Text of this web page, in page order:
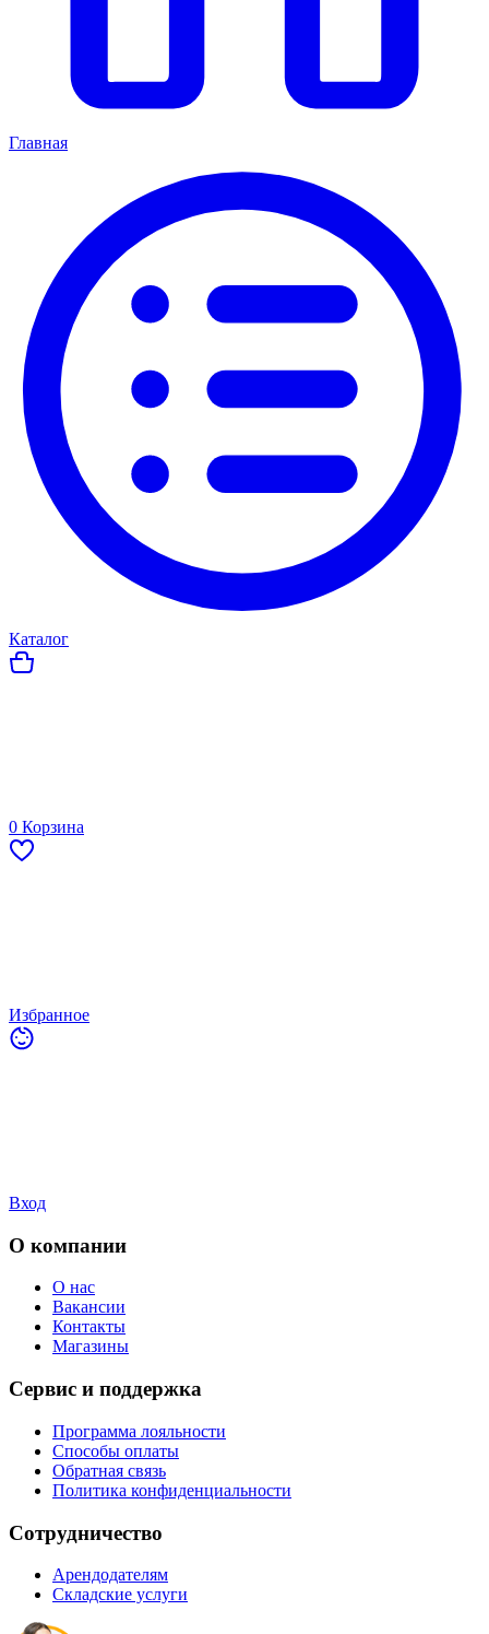
Главная
Каталог
0 Корзина
Избранное
Вход
О компании
О нас
Вакансии
Контакты
Магазины
Сервис и поддержка
Программа лояльности
Способы оплаты
Обратная связь
Политика конфиденциальности
Сотрудничество
Арендодателям
Складские услуги